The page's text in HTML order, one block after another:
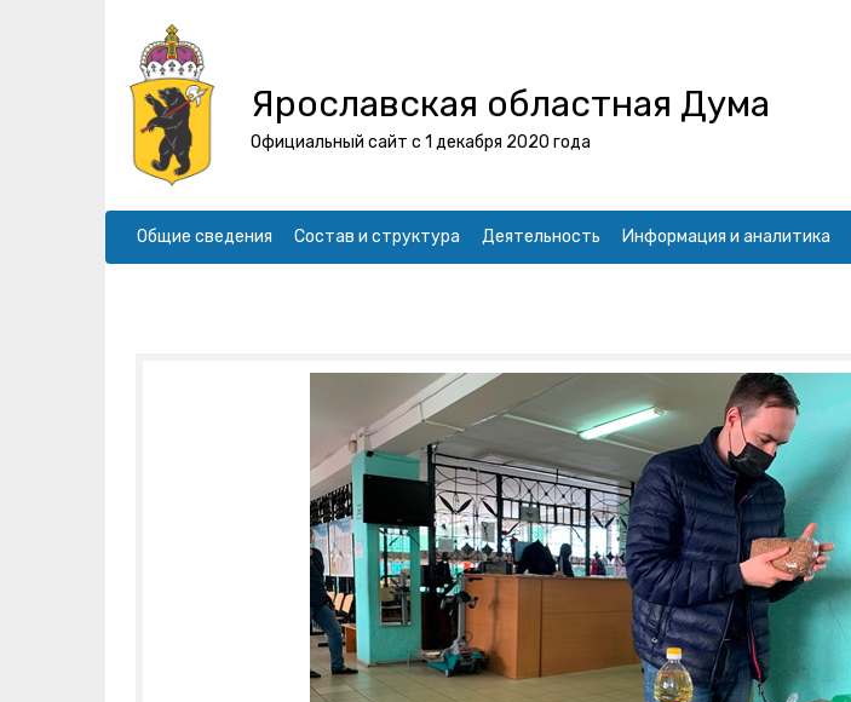
Ярославская областная Дума
Официальный сайт с 1 декабря 2020 года
Общие сведения Состав и структура Деятельность Информация и аналитика